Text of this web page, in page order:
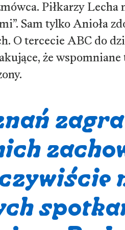
Piłkarzy
Sam tylko Anioła
O tercecie ABC do
że